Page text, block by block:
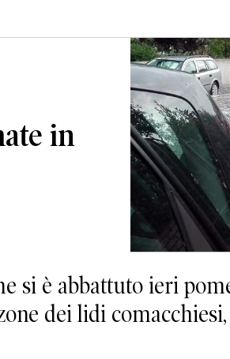
in
si è abbattuto ieri
dei lidi